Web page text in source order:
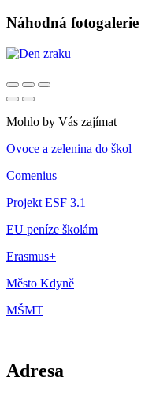
Náhodná fotogalerie
Mohlo by Vás zajímat
Ovoce a zelenina do škol
Comenius
Projekt ESF 3.1
EU peníze školám
Erasmus+
Město Kdyně
MŠMT
Adresa